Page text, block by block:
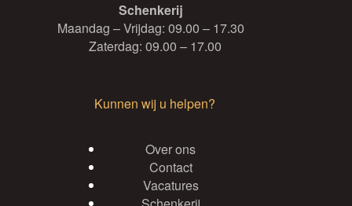
Schenkerij
Maandag – Vrijdag: 09.00 – 17.30
Zaterdag: 09.00 – 17.00
Kunnen wij u helpen?
Over ons
Contact
Vacatures